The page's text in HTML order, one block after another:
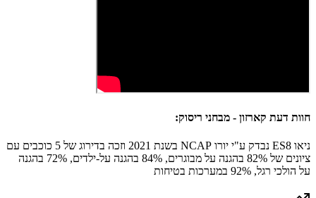
חוות דעת קארזון - מבחני ריסוק:
ניאו ES8 נבדק ע"י יורו NCAP בשנת 2021 וזכה בדירוג של 5 כוכבים עם
ציונים של 82% בהגנה על מבוגרים, 84% בהגנה על-ילדים, 72% בהגנה
על הולכי רגל, 92% במערכות בטיחות